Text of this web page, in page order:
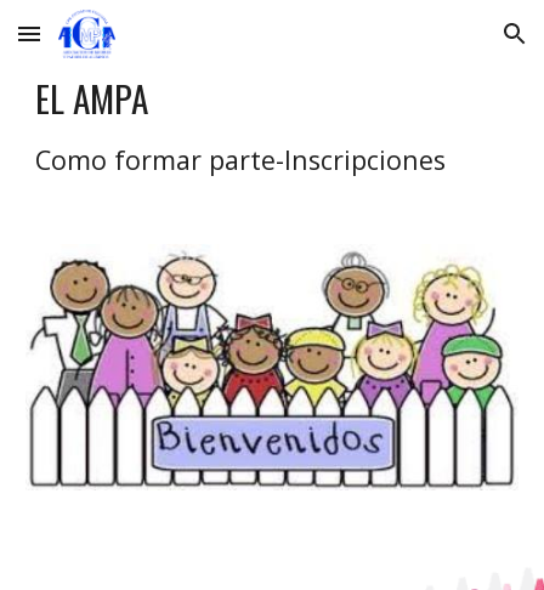
Skip to main content Skip to navigation
EL AMPA
Como formar parte-Inscripciones